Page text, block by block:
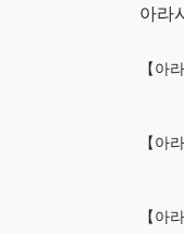
아라
【아
【아
【아